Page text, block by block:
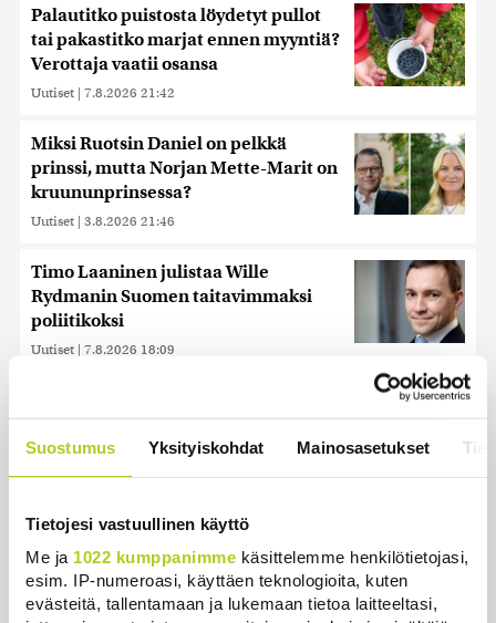
Suostumus Yksityiskohdat Mainosasetukset
Tietojesi vastuullinen käyttö
Me ja 1022 kumppanimme käsittelemme henkilötietojasi,
esim. IP-numeroasi, käyttäen teknologioita, kuten
evästeitä, tallentamaan ja lukemaan tietoa laitteeltasi,
Palautitko puistosta löydetyt pullot
tai pakastitko marjat ennen myyntiä?
Verottaja vaatii osansa
Uutiset | 7.8.2026 21:42
Miksi Ruotsin Daniel on pelkkä
prinssi, mutta Norjan Mette-Marit on
kruununprinsessa?
Uutiset | 3.8.2026 21:46
Timo Laaninen julistaa Wille
Rydmanin Suomen taitavimmaksi
poliitikoksi
Uutiset | 7.8.2026 18:09
natseille mitalin ja kohotti kätensä
Hitler-tervehdykseen – Miksi
ihmeessä?
Ihmiset kahmivat nyt näitä tuotteita
Lidleistä – ”Hittitrendi”
Uutiset | 5.8.2026 21:21